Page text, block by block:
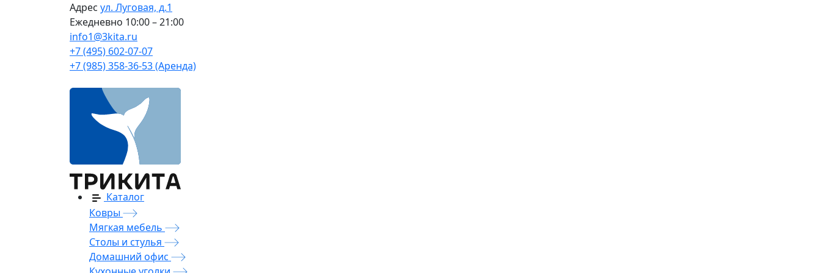
Адрес ул. Луговая, д.1
Ежедневно 10:00 – 21:00
info1@3kita.ru
+7 (495) 602-07-07
+7 (985) 358-36-53 (Аренда)
Каталог
Ковры
Мягкая мебель
Столы и стулья
Домашний офис